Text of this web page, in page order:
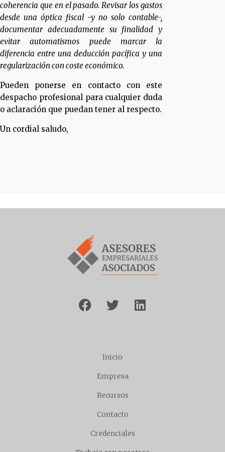
coherencia que en el pasado. Revisar los gastos
desde una óptica fiscal -y no solo contable-,
documentar adecuadamente su finalidad y
evitar automatismos puede marcar la
diferencia entre una deducción pacífica y una
regularización con coste económico.
Pueden ponerse en contacto con este
despacho profesional para cualquier duda
o aclaración que puedan tener al respecto.
Un cordial saludo,
Inicio
Empresa
Recursos
Contacto
Credenciales